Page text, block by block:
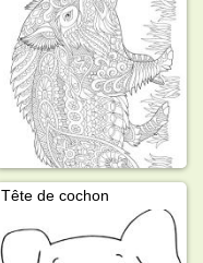
Tête de cochon